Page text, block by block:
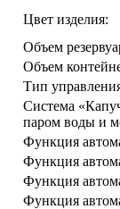
Цвет изделия:
Объем
Объем
Тип
Cистема
паром воды и
Функция
Функция
Функция
Функция